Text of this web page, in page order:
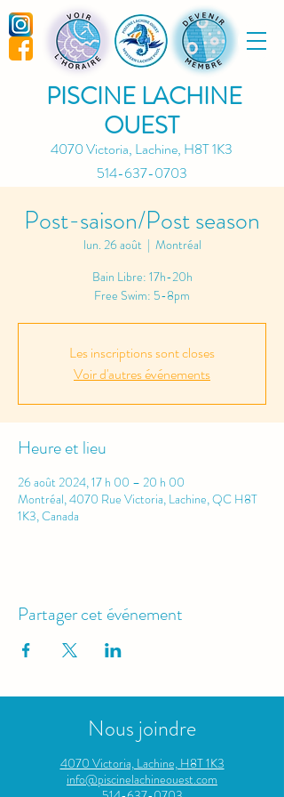
PISCINE LACHINE
OUEST
4070 Victoria, Lachine, H8T 1K3
514-637-0703
Post-saison/Post season
lun. 26 août
  |
Montréal
Bain Libre: 17h-20h
Free Swim: 5-8pm
Les inscriptions sont closes
Voir d'autres événements
Heure et lieu
26 août 2024, 17 h 00 – 20 h 00
Montréal, 4070 Rue Victoria, Lachine, QC H8T
1K3, Canada
Partager cet événement
Nous joindre
4070 Victoria, Lachine, H8T 1K3
info@piscinelachineouest.com​